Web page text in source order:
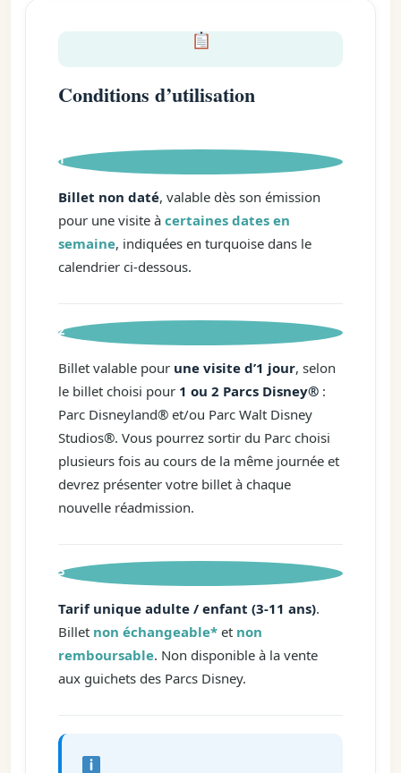
Conditions d’utilisation
1
Billet non daté, valable dès son émission
pour une visite à certaines dates en
semaine, indiquées en turquoise dans le
calendrier ci-dessous.
2
Billet valable pour une visite d’1 jour, selon
le billet choisi pour 1 ou 2 Parcs Disney® :
Parc Disneyland® et/ou Parc Walt Disney
Studios®. Vous pourrez sortir du Parc choisi
plusieurs fois au cours de la même journée et
devrez présenter votre billet à chaque
nouvelle réadmission.
3
Tarif unique adulte / enfant (3-11 ans).
Billet non échangeable* et non
remboursable. Non disponible à la vente
aux guichets des Parcs Disney.